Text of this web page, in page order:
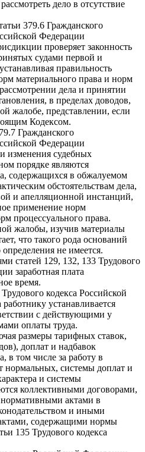
дело в отсутствие
379.6 Гражданского
Федерации
проверяет законность
судами первой и
правильность
материального права и норм
дела и принятии
в пределах доводов,
жалобе, представлении, если
Кодексом.
Гражданского
Федерации
изменения судебных
порядке являются
содержащихся в обжалуемом
обстоятельствам дела,
и апелляционной инстанций,
применение норм
процессуального права.
жалобы, изучив материалы
что такого рода оснований
не имеется.
статей 129, 132, 133 Трудового
заработная плата
время.
кодекса Российской
устанавливается
с действующими у
оплаты труда.
размеры тарифных ставок,
доплат и надбавок
в том числе за работу в
нормальных, системы доплат и
и системы
коллективными договорами,
актами в
и иными
содержащими нормы
135 Трудового кодекса